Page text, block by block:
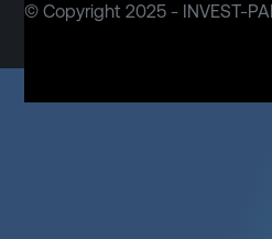
© Copyright 2025 - INVEST-